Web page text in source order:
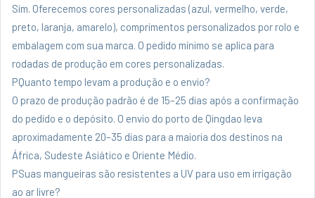
Sim. Oferecemos cores personalizadas (azul, vermelho, verde,
preto, laranja, amarelo), comprimentos personalizados por rolo e
embalagem com sua marca. O pedido mínimo se aplica para
rodadas de produção em cores personalizadas.
PQuanto tempo levam a produção e o envio?
O prazo de produção padrão é de 15–25 dias após a confirmação
do pedido e o depósito. O envio do porto de Qingdao leva
aproximadamente 20–35 dias para a maioria dos destinos na
África, Sudeste Asiático e Oriente Médio.
PSuas mangueiras são resistentes a UV para uso em irrigação
ao ar livre?